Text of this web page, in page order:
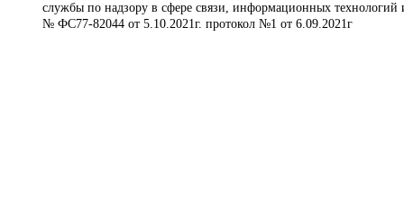
службы по надзору в сфере связи, информационных
№ ФС77-82044 от 5.10.2021г. протокол №1 от 6.09.2021г